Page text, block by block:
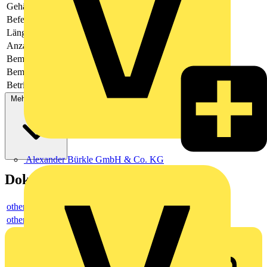
Alexander Bürkle GmbH & Co. KG
Gehäusefarbe
grün
Befestigungsart
löten
Länge des Pins
Anzahl der Etagen
Bemessungsspannung
250
Bemessungsstrom In
Betriebstemperatur
-40 - 105
Mehr anzeigen
Dokumente
others
others